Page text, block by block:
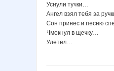
Уснули тучки…
Ангел взял тебя за
Сон принес и песню
Чмокнул в щечку…
Улетел…